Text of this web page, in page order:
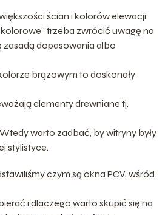
ścian i kolorów elewacji.
trzeba zwrócić uwagę na
zasadą dopasowania albo
brązowym to doskonały
elementy drewniane tj.
warto zadbać, by witryny były
stylistyce.
czym są okna PCV, wśród
i dlaczego warto skupić się na